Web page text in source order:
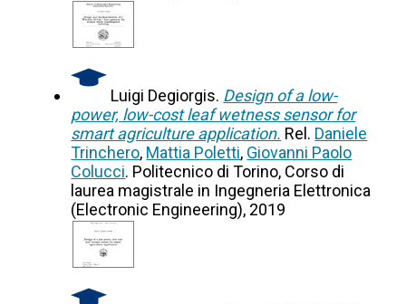
Luigi Degiorgis. Design of a low-
power, low-cost leaf wetness sensor for
smart agriculture application. Rel. Daniele
Trinchero, Mattia Poletti, Giovanni Paolo
Colucci. Politecnico di Torino, Corso di
laurea magistrale in Ingegneria Elettronica
(Electronic Engineering), 2019